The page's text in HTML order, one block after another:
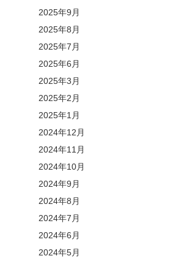
2025年9月
2025年8月
2025年7月
2025年6月
2025年3月
2025年2月
2025年1月
2024年12月
2024年11月
2024年10月
2024年9月
2024年8月
2024年7月
2024年6月
2024年5月